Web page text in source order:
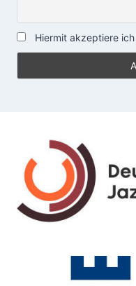
Hiermit akzeptiere